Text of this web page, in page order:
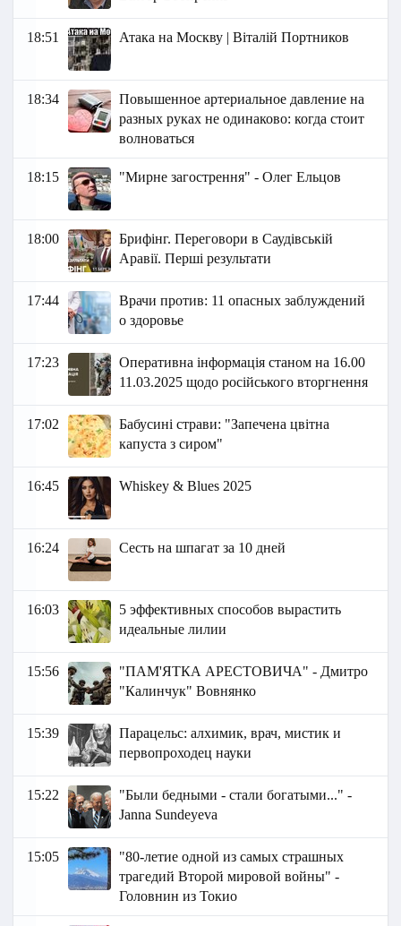
18:51 Атака на Москву | Віталій Портников
18:34
Повышенное артериальное давление на
разных руках не одинаково: когда стоит
волноваться
18:15 "Мирне загострення" - Олег Ельцов
18:00
Брифінг. Переговори в Саудівській
Аравії. Перші результати
17:44
Врачи против: 11 опасных заблуждений
о здоровье
17:23
Оперативна інформація станом на 16.00
11.03.2025 щодо російського вторгнення
17:02
Бабусині страви: "Запечена цвітна
капуста з сиром"
16:45 Whiskey & Blues 2025
16:24 Сесть на шпагат за 10 дней
16:03
5 эффективных способов вырастить
идеальные лилии
15:56
"ПАМ'ЯТКА АРЕСТОВИЧА" - Дмитро
"Калинчук" Вовнянко
15:39
Парацельс: алхимик, врач, мистик и
первопроходец науки
15:22
"Были бедными - стали богатыми..." -
Janna Sundeyeva
15:05
"80-летие одной из самых страшных
трагедий Второй мировой войны" -
Головнин из Токио